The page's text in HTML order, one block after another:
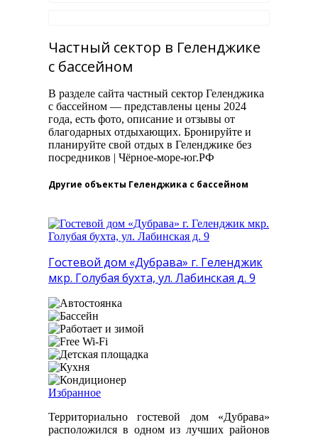
Частный сектор в Геленджике
с бассейном
В разделе сайта частный сектор Геленджика
с бассейном — представлены цены 2024
года, есть фото, описание и отзывы от
благодарных отдыхающих. Бронируйте и
планируйте свой отдых в Геленджике без
посредников | Чёрное-море-юг.РФ
Другие объекты Геленджика с бассейном
Гостевой дом «Дубрава» г. Геленджик
мкр. Голубая бухта, ул. Лабинская д. 9
Избранное
Территориально гостевой дом «Дубрава»
расположился в одном из лучших районов